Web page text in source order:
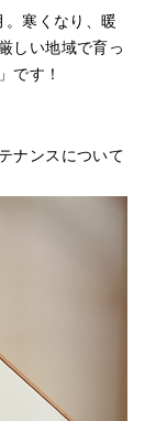
。寒くなり、暖
しい地域で育っ
です！
ナンスについて